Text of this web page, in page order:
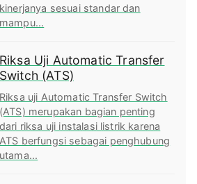
kinerjanya sesuai standar dan
mampu...
Riksa Uji Automatic Transfer
Switch (ATS)
Riksa uji Automatic Transfer Switch
(ATS) merupakan bagian penting
dari riksa uji instalasi listrik karena
ATS berfungsi sebagai penghubung
utama...